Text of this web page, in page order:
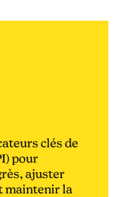
clés de
pour
ajuster
maintenir la